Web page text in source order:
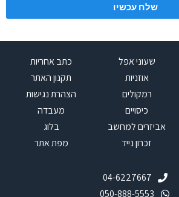
שלח עכשיו
שעוני אפל
אוזניות
רמקולים
כיסויים
אביזרים למחשב
זכרון נייד
כתב אחריות
תקנון האתר
הצהרת נגישות
מעבדה
בלוג
מפת אתר
04-6227667
050-888-5553